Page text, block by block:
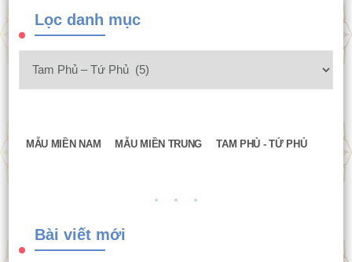
Lọc danh mục
MẪU MIỀN NAM MẪU MIỀN TRUNG TAM PHỦ - TỨ PHỦ
Bài viết mới